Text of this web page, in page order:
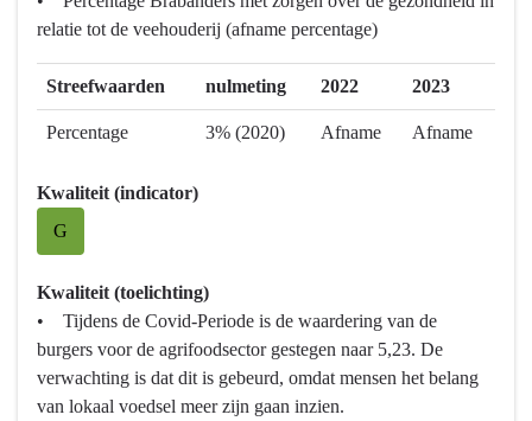
relatie tot de veehouderij (afname percentage)
Streefwaarden nulmeting 2022 2023
Percentage 3% (2020) Afname Afname
Kwaliteit (indicator)
G
Kwaliteit (toelichting)
• Tijdens de Covid-Periode is de waardering van de
burgers voor de agrifoodsector gestegen naar 5,23. De
verwachting is dat dit is gebeurd, omdat mensen het belang
van lokaal voedsel meer zijn gaan inzien.